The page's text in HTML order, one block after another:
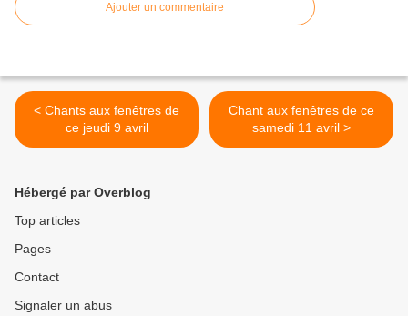
Ajouter un commentaire
< Chants aux fenêtres de
ce jeudi 9 avril
Chant aux fenêtres de ce
samedi 11 avril >
Hébergé par Overblog
Top articles
Pages
Contact
Signaler un abus